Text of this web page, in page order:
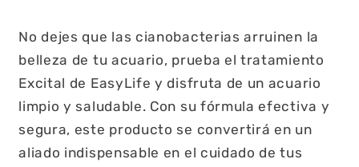
No dejes que las cianobacterias arruinen la
belleza de tu acuario, prueba el tratamiento
Excital de EasyLife y disfruta de un acuario
limpio y saludable. Con su fórmula efectiva y
segura, este producto se convertirá en un
aliado indispensable en el cuidado de tus